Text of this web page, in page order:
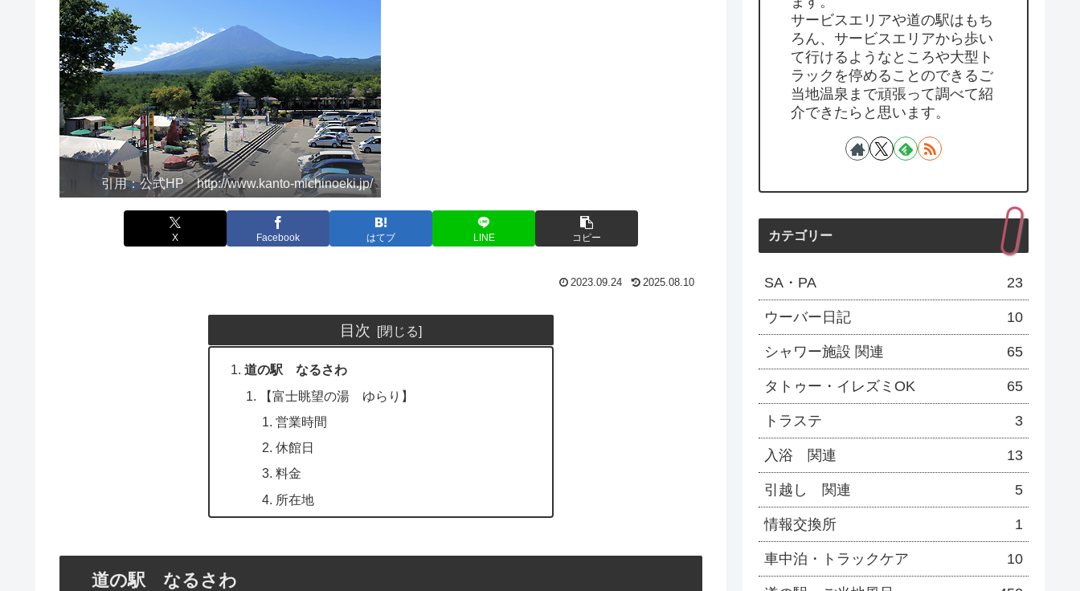
引用：公式HP http://www.kanto-michinoeki.jp/
X Facebook はてブ LINE コピー
2023.09.24 2025.08.10
目次
道の駅 なるさわ
【富士眺望の湯 ゆらり】
営業時間
休館日
料金
所在地
道の駅 なるさわ
サービスエリアや道の駅はもち
ろん、サービスエリアから歩い
て行けるようなところや大型ト
ラックを停めることのできるご
当地温泉まで頑張って調べて紹
介できたらと思います。
カテゴリー
SA・PA 23
ウーバー日記 10
シャワー施設 関連 65
タトゥー・イレズミOK 65
トラステ 3
入浴 関連 13
引越し 関連 5
情報交換所 1
車中泊・トラックケア 10